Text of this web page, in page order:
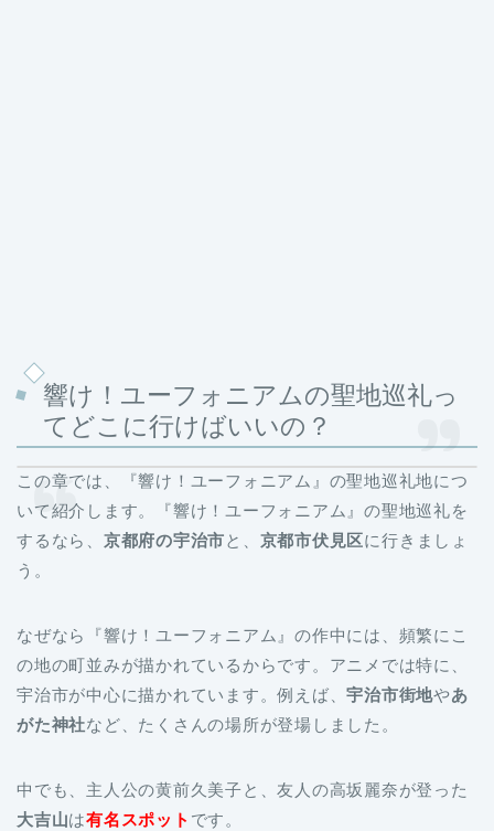
響け！ユーフォニアムの聖地巡礼っ
てどこに行けばいいの？
この章では、『響け！ユーフォニアム』の聖地巡礼地につ
いて紹介します。『響け！ユーフォニアム』の聖地巡礼を
するなら、 京都府の宇治市と、 京都市伏見区に行きましょ
う。
なぜなら『響け！ユーフォニアム』の作中には、頻繁にこ
の地の町並みが描かれているからです。 アニメでは特に、
宇治市が中心に描かれています。例えば、宇治市街地やあ
がた神社など、たくさんの場所が登場しました。
中でも、主人公の黄前久美子と、友人の高坂麗奈が登った
大吉山は有名スポット です。